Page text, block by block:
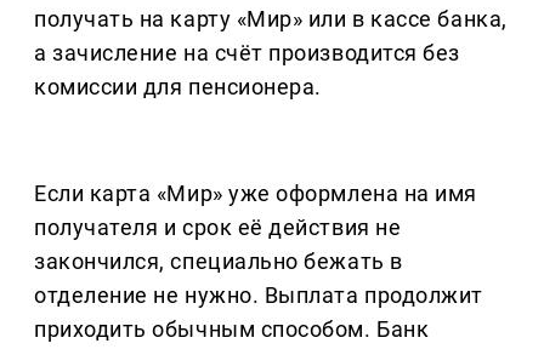
получать на карту «Мир» или в кассе банка,
а зачисление на счёт производится без
комиссии для пенсионера.
Если карта «Мир» уже оформлена на имя
получателя и срок её действия не
закончился, специально бежать в
отделение не нужно. Выплата продолжит
приходить обычным способом. Банк